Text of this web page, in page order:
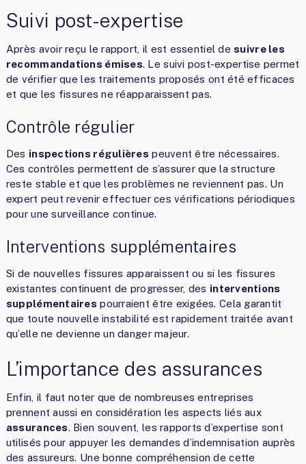
Suivi post-expertise
Après avoir reçu le rapport, il est essentiel de suivre les
recommandations émises. Le suivi post-expertise permet
de vérifier que les traitements proposés ont été efficaces
et que les fissures ne réapparaissent pas.
Contrôle régulier
Des inspections régulières peuvent être nécessaires.
Ces contrôles permettent de s’assurer que la structure
reste stable et que les problèmes ne reviennent pas. Un
expert peut revenir effectuer ces vérifications périodiques
pour une surveillance continue.
Interventions supplémentaires
Si de nouvelles fissures apparaissent ou si les fissures
existantes continuent de progresser, des interventions
supplémentaires pourraient être exigées. Cela garantit
que toute nouvelle instabilité est rapidement traitée avant
qu’elle ne devienne un danger majeur.
L’importance des assurances
Enfin, il faut noter que de nombreuses entreprises
prennent aussi en considération les aspects liés aux
assurances. Bien souvent, les rapports d’expertise sont
utilisés pour appuyer les demandes d’indemnisation auprès
des assureurs. Une bonne compréhension de cette